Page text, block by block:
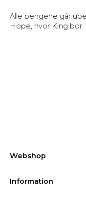
Alle pengene går
Hope, hvor King bor.
Webshop
Information